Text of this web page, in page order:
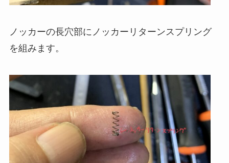
ノッカーの長穴部にノッカーリターンスプリング
を組みます。